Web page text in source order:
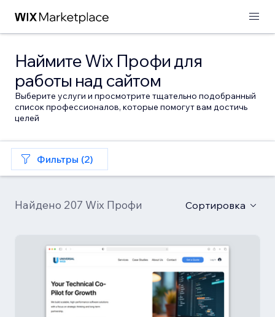
Наймите Wix Профи для
работы над сайтом
Выберите услуги и просмотрите тщательно подобранный
список профессионалов, которые помогут вам достичь
целей
Фильтры (2)
Найдено 207 Wix Профи Сортировка